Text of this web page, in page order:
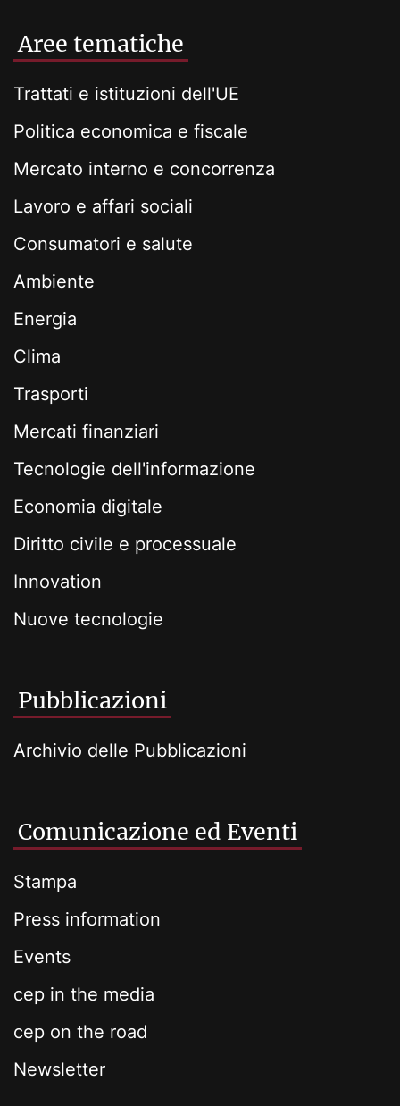
Aree tematiche
Trattati e istituzioni dell'UE
Politica economica e fiscale
Mercato interno e concorrenza
Lavoro e affari sociali
Consumatori e salute
Ambiente
Energia
Clima
Trasporti
Mercati finanziari
Tecnologie dell'informazione
Economia digitale
Diritto civile e processuale
Innovation
Nuove tecnologie
Pubblicazioni
Archivio delle Pubblicazioni
Comunicazione ed Eventi
Stampa
Press information
Events
cep in the media
cep on the road
Newsletter